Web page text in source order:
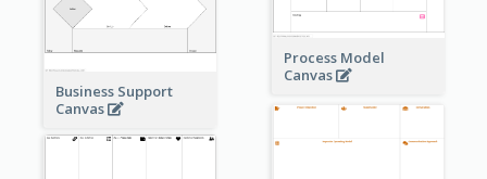
Process Model
Canvas
Business Support
Canvas